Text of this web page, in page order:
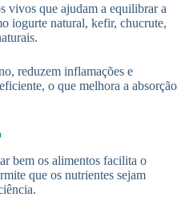
vivos que ajudam a equilibrar a
iogurte natural, kefir, chucrute,
reduzem inflamações e
o que melhora a absorção
bem os alimentos facilita o
que os nutrientes sejam